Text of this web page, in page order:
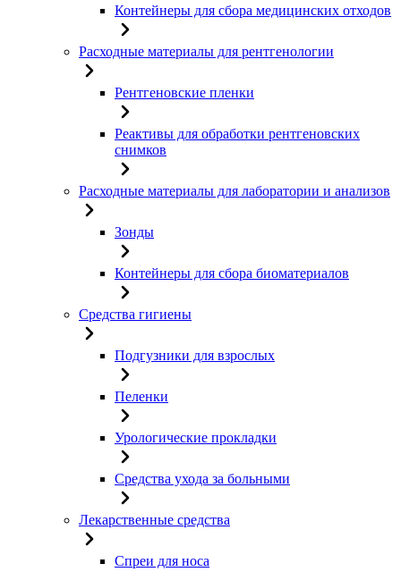
Контейнеры для сбора медицинских отходов
Расходные материалы для рентгенологии
Рентгеновские пленки
Реактивы для обработки рентгеновских
снимков
Расходные материалы для лаборатории и анализов
Зонды
Контейнеры для сбора биоматериалов
Средства гигиены
Подгузники для взрослых
Пеленки
Урологические прокладки
Средства ухода за больными
Лекарственные средства
Спреи для носа